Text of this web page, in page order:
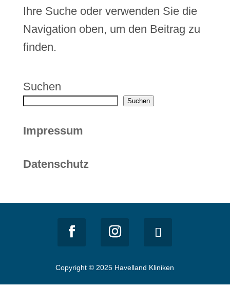
Ihre Suche oder verwenden Sie die
Navigation oben, um den Beitrag zu
finden.
Suchen
Suchen
Impressum
Datenschutz
Copyright © 2025 Havelland Kliniken